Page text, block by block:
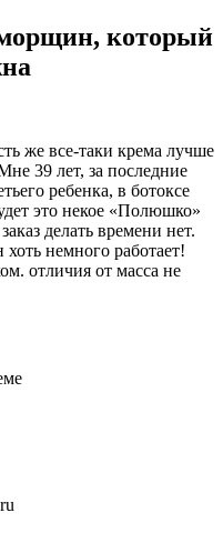
который
же все-таки крема лучше
39 лет, за последние
ребенка, в ботоксе
это некое «Полюшко»
делать времени нет.
немного работает!
отличия от масса не